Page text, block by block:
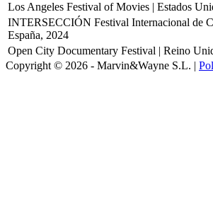
Los Angeles Festival of Movies | Estados
INTERSECCIÓN Festival Internacional de
España, 2024
Open City Documentary Festival | Reino
Copyright © 2026 - Marvin&Wayne S.L. |